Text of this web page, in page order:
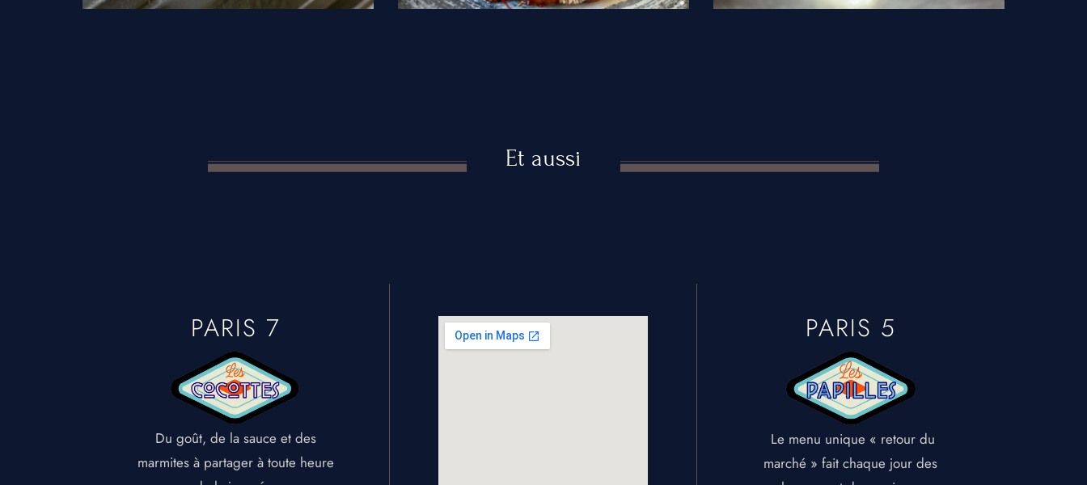
Et aussi
PARIS 7
Du goût, de la sauce et des
marmites à partager à toute heure
PARIS 5
Le menu unique « retour du
marché » fait chaque jour des